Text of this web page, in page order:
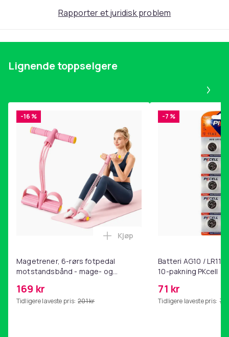
feste kortvesker / kortholdere eller mobilringer uten å
Materiale: TPU (myk plast) og bakside i hard plast
knapper og kamerahull
Mobildeksel motstår riper, støv, smuss og støt
Vekt, gram
Artikkel nr.
74f4d84b-59e7-44d9-9615-bf0b9740f6f4
Produktsikkerhetsinformasjon
Rapporter et juridisk problem
Lignende toppselgere
-16 %
Magetrener, 6-rørs fotpedal
motstandsbånd - mage- og
hjemmegymnastikk Pink
169 kr
Tidligere laveste pris: 201 kr
Legg Magetrener, 6-rørs
Kjøp
-7 %
Batteri AG10 /
10-pakning PKcell
71 kr
Tidligere laveste pris: 76